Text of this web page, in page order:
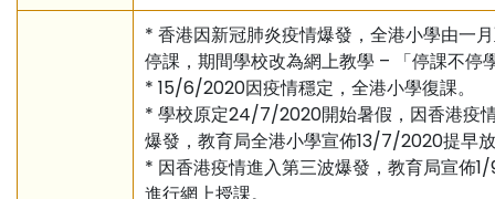
* 香港因新冠肺炎疫情爆發，全港小學由一
停課，期間學校改為網上教學 – 「停課不停
* 15/6/2020因疫情穩定，全港小學復課。
* 學校原定24/7/2020開始暑假，因香港疫
爆發，教育局全港小學宣佈13/7/2020提早
* 因香港疫情進入第三波爆發，教育局宣佈